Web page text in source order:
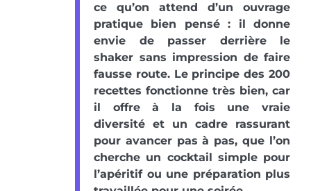
ce qu’on attend d’un ouvrage
pratique bien pensé : il donne
envie de passer derrière le
shaker sans impression de faire
fausse route. Le principe des 200
recettes fonctionne très bien, car
il offre à la fois une vraie
diversité et un cadre rassurant
pour avancer pas à pas, que l’on
cherche un cocktail simple pour
l’apéritif ou une préparation plus